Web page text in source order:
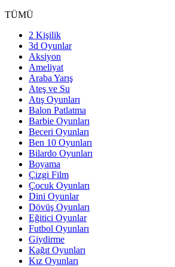
TÜMÜ
2 Kişilik
3d Oyunlar
Aksiyon
Ameliyat
Araba Yarış
Ateş ve Su
Atış Oyunları
Balon Patlatma
Barbie Oyunları
Beceri Oyunları
Ben 10 Oyunları
Bilardo Oyunları
Boyama
Çizgi Film
Çocuk Oyunları
Dini Oyunlar
Dövüş Oyunları
Eğitici Oyunlar
Futbol Oyunları
Giydirme
Kağıt Oyunları
Kız Oyunları